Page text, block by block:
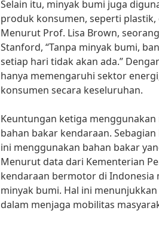
Selain itu, minyak bumi juga
produk konsumen, seperti
Menurut Prof. Lisa Brown,
Stanford, “Tanpa minyak bumi,
setiap hari tidak akan ada.”
hanya memengaruhi sektor
konsumen secara keseluruhan.
Keuntungan ketiga
bahan bakar kendaraan.
ini menggunakan bahan bakar
Menurut data dari Kementerian
kendaraan bermotor di Indonesia
minyak bumi. Hal ini
dalam menjaga mobilitas